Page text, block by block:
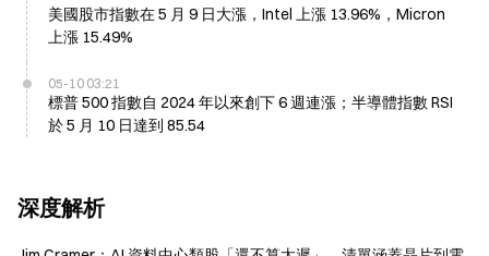
美國股市指數在 5 月 9 日大漲，Intel 上漲 13.96%，Micron
上漲 15.49%
05-10 03:21
標普 500 指數自 2024 年以來創下 6 週連漲；半導體指數 RSI
於 5 月 10 日達到 85.54
深度解析